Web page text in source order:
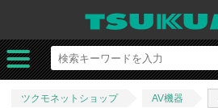
ツクモネットショップ AV機器